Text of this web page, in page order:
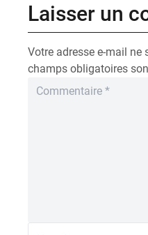
Laisser un
Votre adresse e-mail ne
champs obligatoires